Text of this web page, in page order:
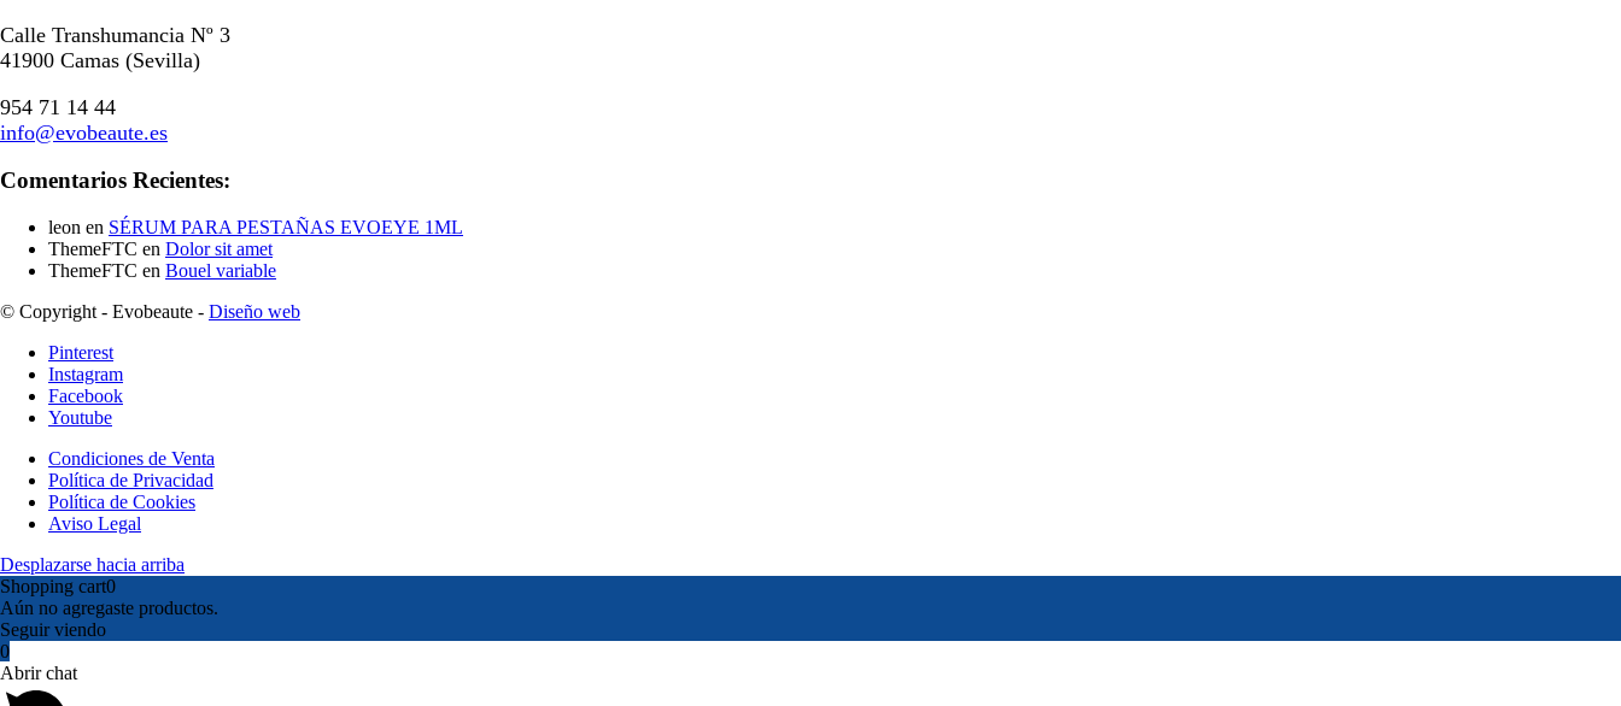
Calle Transhumancia Nº 3
41900 Camas (Sevilla)
954 71 14 44
info@evobeaute.es
Comentarios Recientes:
leon en SÉRUM PARA PESTAÑAS EVOEYE 1ML
ThemeFTC en Dolor sit amet
ThemeFTC en Bouel variable
© Copyright - Evobeaute - Diseño web
Pinterest
Instagram
Facebook
Youtube
Condiciones de Venta
Política de Privacidad
Política de Cookies
Aviso Legal
Desplazarse hacia arriba
Shopping cart0
Aún no agregaste productos.
Seguir viendo
0
Abrir chat